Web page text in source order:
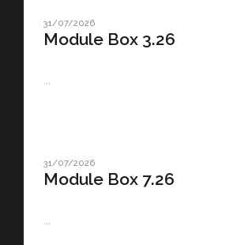
31/07/2026
Module Box 3.26
...
31/07/2026
Module Box 7.26
...